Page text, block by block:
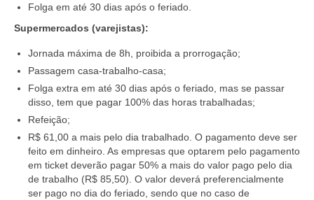
CIPA
Sede social
Colônia de férias
Refeitórios
Convênios
Dependentes
Folga em até 30 dias após o feriado.
Supermercados (varejistas):
Jornada máxima de 8h, proibida a prorrogação;
Passagem casa-trabalho-casa;
Folga extra em até 30 dias após o feriado, mas se passar
disso, tem que pagar 100% das horas trabalhadas;
Refeição;
R$ 61,00 a mais pelo dia trabalhado. O pagamento deve ser
feito em dinheiro. As empresas que optarem pelo pagamento
em ticket deverão pagar 50% a mais do valor pago pelo dia
de trabalho (R$ 85,50). O valor deverá preferencialmente
ser pago no dia do feriado, sendo que no caso de